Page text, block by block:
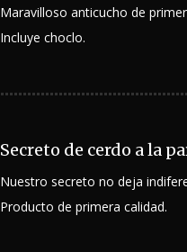
Maravilloso anticucho de
Incluye choclo.
Secreto de cerdo a la
Nuestro secreto no deja
Producto de primera calidad.